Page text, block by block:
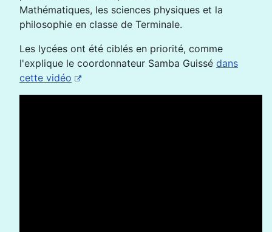
Mathématiques, les sciences physiques et la
philosophie en classe de Terminale.
Les lycées ont été ciblés en priorité, comme
l'explique le coordonnateur Samba Guissé dans
cette vidéo